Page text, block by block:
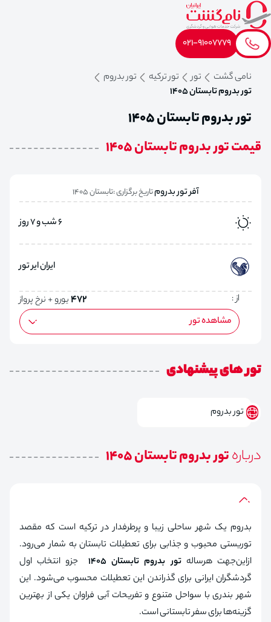
021-91007779
نامی گشت تور تور ترکیه
تور بدروم
تور بدروم تابستان 1405
تور بدروم تابستان 1405
قیمت تور بدروم تابستان 1405
آفر تور بدرومتاریخ برگزاری :تابستان 1405
6 شب و 7 روز
ایران ایر تور
از : 472یورو + نرخ پرواز
مشاهده تور
تور های پیشنهادی
تور بدروم
دربارهتور بدروم تابستان 1405
بدروم یک شهر ساحلی زیبا و پرطرفدار در ترکیه است که مقصد
توریستی محبوب و جذابی برای تعطیلات تابستان به شمار می‌رود.
ازاین‌جهت هرسالهتور بدروم تابستان 1405
جزو انتخاب اول
گردشگران ایرانی برای گذراندن این تعطیلات محسوب می‌شود. این
شهر بندری با سواحل متنوع و تفریحات آبی فراوان یکی از بهترین
گزینه‌ها برای سفر تابستانی است.